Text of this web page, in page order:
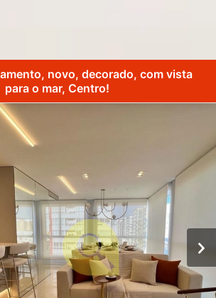
novo, decorado, com vista
para o mar, Centro!